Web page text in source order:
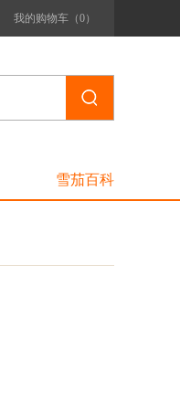
我的购物车（0）
雪茄百科